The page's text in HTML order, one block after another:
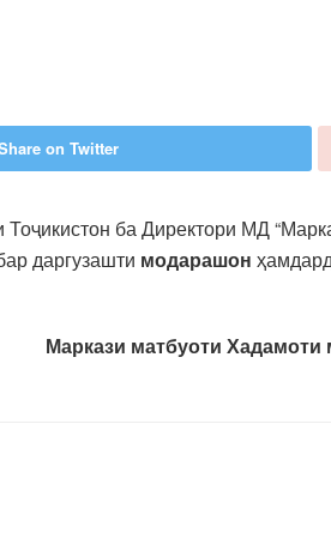
on Twitter
ба Директори МД
даргузашти модарашон
Маркази матбуоти Хадамоти